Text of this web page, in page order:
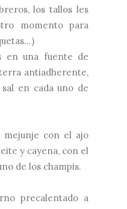
los tallos les
momento para
en una fuente de
antiadherente,
en cada uno de
mejunje con el ajo
y cayena, con el
de los champis.
precalentado a